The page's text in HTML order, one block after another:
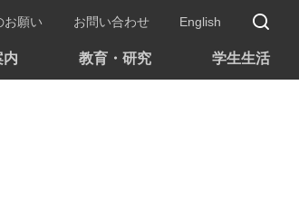
内 教育・研究 学生生活
お願い お問い合わせ English